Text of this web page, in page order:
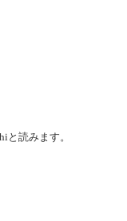
と読みます。